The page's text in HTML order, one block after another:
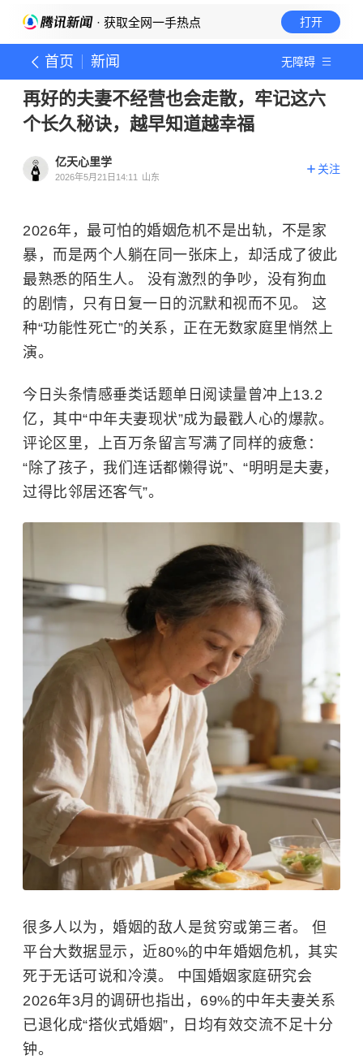
· 获取全网一手热点 打开
首页 新闻 无障碍
再好的夫妻不经营也会走散，牢记这六
个长久秘诀，越早知道越幸福
亿天心里学
2026年5月21日14:11 山东
关注
2026年，最可怕的婚姻危机不是出轨，不是家
暴，而是两个人躺在同一张床上，却活成了彼此
最熟悉的陌生人。 没有激烈的争吵，没有狗血
的剧情，只有日复一日的沉默和视而不见。 这
种“功能性死亡”的关系，正在无数家庭里悄然上
演。
今日头条情感垂类话题单日阅读量曾冲上13.2
亿，其中“中年夫妻现状”成为最戳人心的爆款。
评论区里，上百万条留言写满了同样的疲惫：
“除了孩子，我们连话都懒得说”、“明明是夫妻，
过得比邻居还客气”。
很多人以为，婚姻的敌人是贫穷或第三者。 但
平台大数据显示，近80%的中年婚姻危机，其实
死于无话可说和冷漠。 中国婚姻家庭研究会
2026年3月的调研也指出，69%的中年夫妻关系
已退化成“搭伙式婚姻”，日均有效交流不足十分
钟。